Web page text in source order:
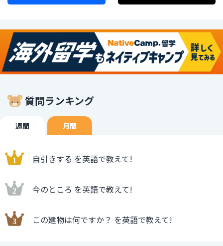
質問ランキング
週間 月間
自引きする を英語で教えて!
今のところ を英語で教えて!
この建物は何ですか？ を英語で教えて!